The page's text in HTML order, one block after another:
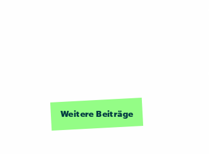
Weitere Beiträge